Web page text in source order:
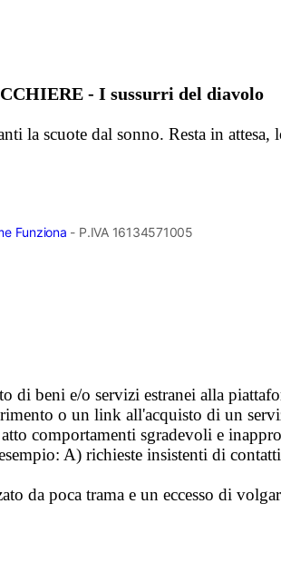
- I sussurri del diavolo
la scuote dal sonno. Resta in
Funziona - P.IVA 16134571005
di beni e/o servizi estranei alla
o un link all'acquisto di un
comportamenti sgradevoli e
A) richieste insistenti di
da poca trama e un eccesso di